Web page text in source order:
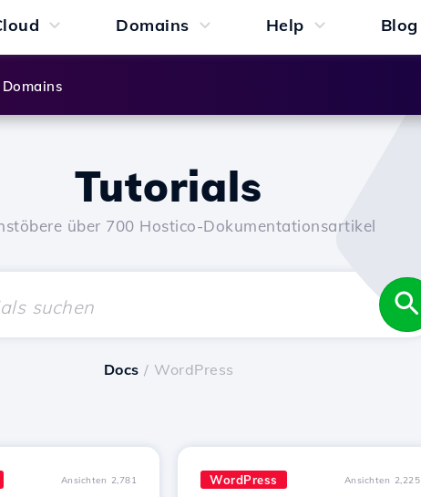
Domains Help Blog
Tutorials
über 700 Hostico-Dokumentationsartikel
Docs / WordPress
Ansichten 2,781 WordPress Ansichten 2,225